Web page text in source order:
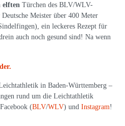
elften Türchen des BLV/WLV-
Meister über 400 Meter
ein leckeres Rezept für
auch noch gesund sind! Na wenn
in Baden-Württemberg –
rund um die Leichtathletik
(BLV/WLV) und Instagram!